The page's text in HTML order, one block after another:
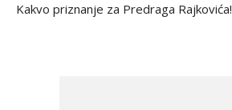
Kakvo priznanje za Predraga Rajkovića!